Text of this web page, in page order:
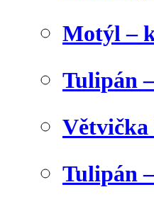
Motýl –
Tulipán
Větvička
Tulipán